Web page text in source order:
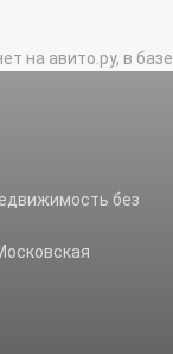
на авито.ру, в
без